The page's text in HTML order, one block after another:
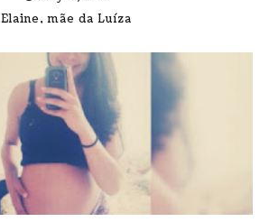
Elaine, mãe da Luíza